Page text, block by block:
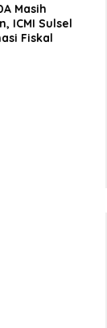
RT di
Bangun
Olah